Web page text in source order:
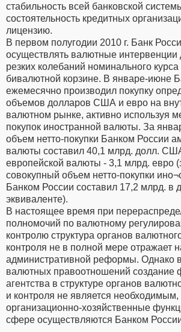
стабильность всей банковской
состоятельность кредитных
лицензию.
В первом полугодии 2010 г. Банк
осуществлять валютные интервенции
резких колебаний номинального курса
бивалютной корзине. В январе-июне
ежемесячно производил покупку
объемов долларов США и евро на
валютном рынке, активно используя
покупок иностранной валюты. За
объем нетто-покупки Банком России
валюты составил 40,1 млрд. долл.
европейской валюты - 3,1 млрд. евро
совокупный объем нетто-покупки
Банком России составил 17,2 млрд. в
эквиваленте).
В настоящее время при
полномочий по валютному
контролю структура органов
контроля не в полной мере отражает
административной реформы. Однако
валютных правоотношений создание
агентства в структуре органов
и контроля не является необходимым,
организационно-хозяйственные
сфере осуществляются Банком